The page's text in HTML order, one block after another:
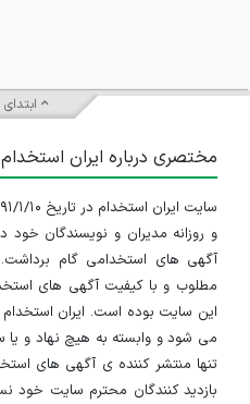
مختصری درباره ایران استخدام
و روزانه مدیران و نویسندگان
آگهی های استخدامی گام
مطلوب و با کیفیت آگهی های
این سایت بوده است. ایران
می شود و وابسته به هیچ نهاد و یا
تنها منتشر کننده ی آگهی های
بازدید کنندگان محترم سایت